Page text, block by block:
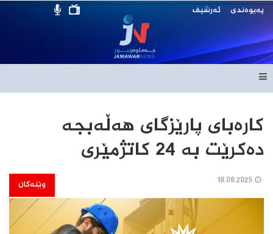
پەیوەندی ئەرشیف
کارەبای پارێزگای هەڵەبجە
دەکرێت بە 24 کاتژمێری
وێنەکان